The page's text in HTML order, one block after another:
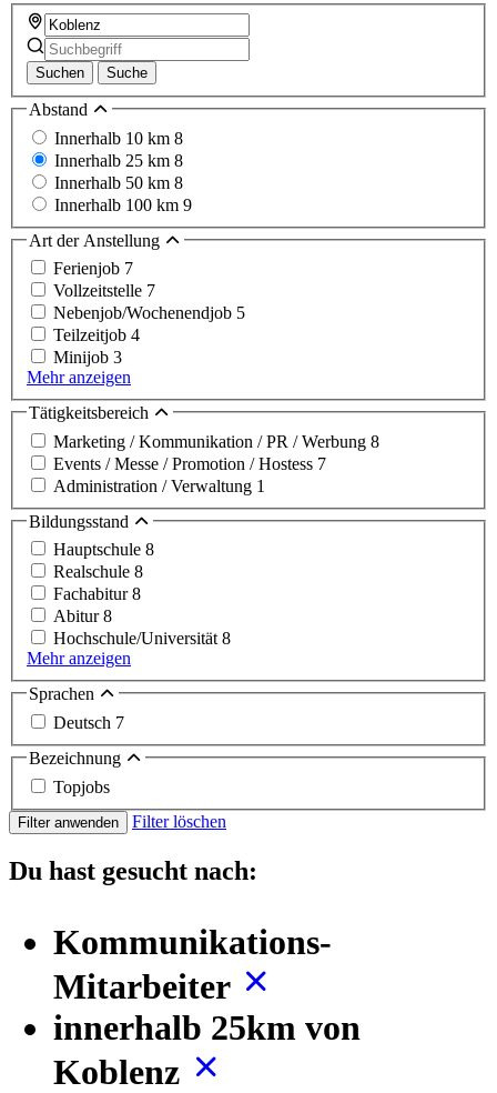
Suchen Suche
Abstand
Innerhalb 10 km 8
Innerhalb 25 km 8
Innerhalb 50 km 8
Innerhalb 100 km 9
Art der Anstellung
Ferienjob 7
Vollzeitstelle 7
Nebenjob/Wochenendjob 5
Teilzeitjob 4
Minijob 3
Mehr anzeigen
Tätigkeitsbereich
Marketing / Kommunikation / PR / Werbung 8
Events / Messe / Promotion / Hostess 7
Administration / Verwaltung 1
Bildungsstand
Hauptschule 8
Realschule 8
Fachabitur8
Abitur8
Hochschule/Universität8
Mehr anzeigen
Sprachen
Deutsch 7
Bezeichnung
Topjobs
Filter anwenden Filter löschen
Du hast gesucht nach:
Kommunikations-
Mitarbeiter
innerhalb 25km von
Koblenz